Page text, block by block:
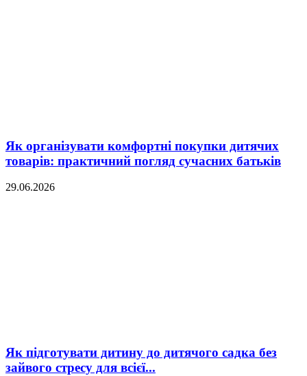
Як організувати комфортні покупки дитячих
товарів: практичний погляд сучасних батьків
29.06.2026
Як підготувати дитину до дитячого садка без
зайвого стресу для всієї...